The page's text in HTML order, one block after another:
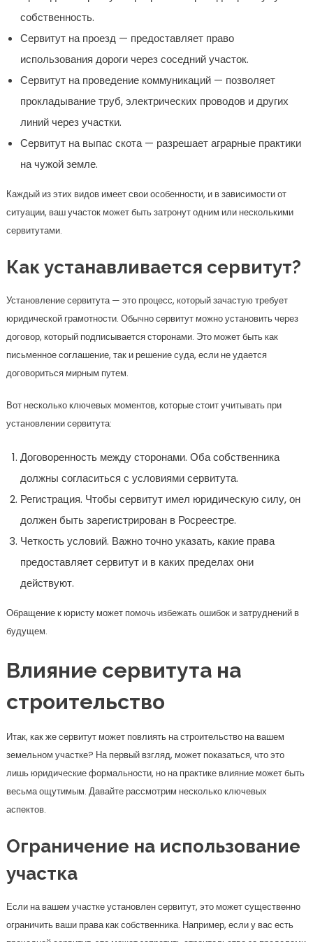
Каждый из этих видов имеет свои особенности, и в зависимости от
ситуации, ваш участок может быть затронут одним или несколькими
сервитутами.
Как устанавливается сервитут?
Установление сервитута — это процесс, который зачастую требует
юридической грамотности. Обычно сервитут можно установить через
договор, который подписывается сторонами. Это может быть как
договориться мирным путем.
Вот несколько ключевых моментов, которые стоит учитывать при
должны согласиться с условиями сервитута.
Регистрация. Чтобы сервитут имел юридическую силу, он
должен быть зарегистрирован в Росреестре.
действуют.
будущем.
Влияние сервитута на
строительство
Итак, как же сервитут может повлиять на строительство на вашем
земельном участке? На первый взгляд, может показаться, что это
весьма ощутимым. Давайте рассмотрим несколько ключевых
аспектов.
Ограничение на использование
участка
Если на вашем участке установлен сервитут, это может существенно
ограничить ваши права как собственника. Например, если у вас есть
проходной сервитут, это может запретить строительство за пределами
определенной зоны или воспрепятствовать возведению здания в
каком-либо месте. Аналогично это может касаться и других видов
Проблемы с планировкой
Если на плане вашего участка выделен участок, занятый сервитутом,
то это может затруднить процесс проектирования и привести к